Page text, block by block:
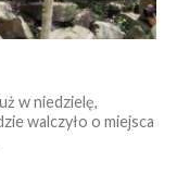
w niedzielę,
walczyło o miejsca